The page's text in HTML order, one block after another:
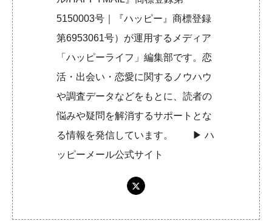
5150003号｜『ハッピー』商標登録
第6953061号）が運用するメディア
「ハッピーライフ」編集部です。恋
活・出会い・恋愛に関するノウハウ
や調査データなどをもとに、読者の
悩みや疑問を解消するサポートとな
る情報を発信しています。 ▶︎ハ
ッピーメール公式サイト